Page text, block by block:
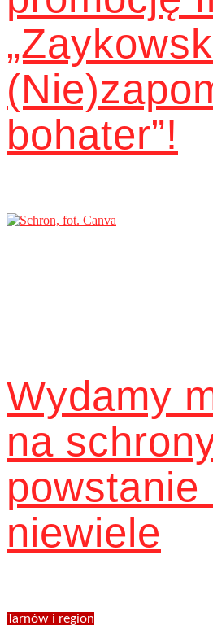
bohater”!
Wydamy
na
powstanie
niewiele
Tarnów i region